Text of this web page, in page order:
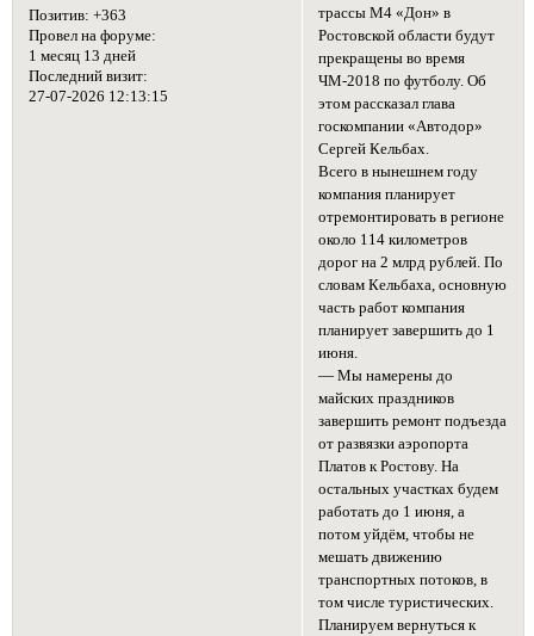
Позитив: +363
Провел на форуме:
1 месяц 13 дней
Последний визит:
27-07-2026 12:13:15
трассы М4 «Дон» в
Ростовской области будут
прекращены во время
ЧМ-2018 по футболу. Об
этом рассказал глава
госкомпании «Автодор»
Сергей Кельбах.
Всего в нынешнем году
компания планирует
отремонтировать в регионе
около 114 километров
дорог на 2 млрд рублей. По
словам Кельбаха, основную
часть работ компания
планирует завершить до 1
июня.
— Мы намерены до
майских праздников
завершить ремонт подъезда
от развязки аэропорта
Платов к Ростову. На
остальных участках будем
работать до 1 июня, а
потом уйдём, чтобы не
мешать движению
транспортных потоков, в
том числе туристических.
Планируем вернуться к